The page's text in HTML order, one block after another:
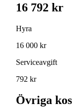
16 792 kr
Hyra
16 000 kr
Serviceavgift
792 kr
Övriga